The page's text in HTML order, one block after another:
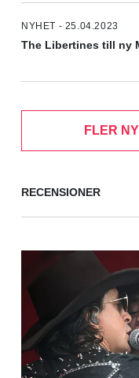
NYHET - 25.04.2023
The Libertines till ny
FLER
RECENSIONER